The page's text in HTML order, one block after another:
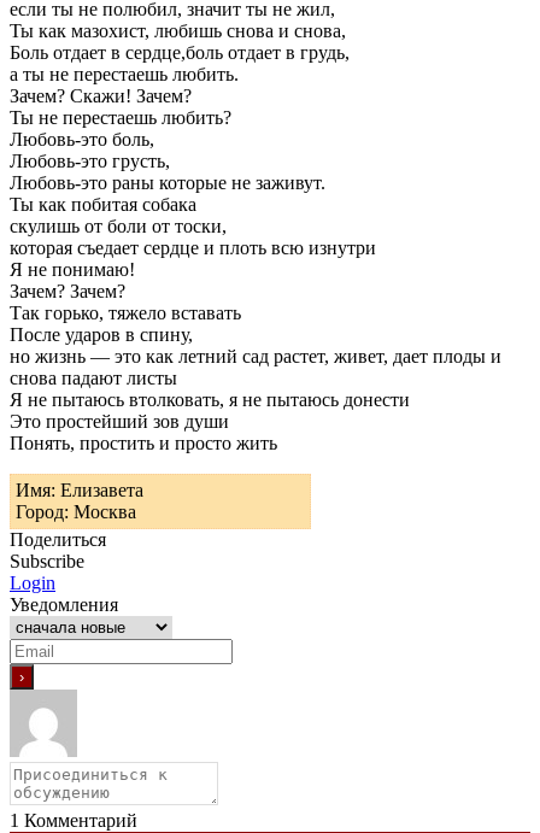
если ты не полюбил, значит ты не жил,
Ты как мазохист, любишь снова и снова,
Боль отдает в сердце,боль отдает в грудь,
а ты не перестаешь любить.
Зачем? Скажи! Зачем?
Ты не перестаешь любить?
Любовь-это боль,
Любовь-это грусть,
Любовь-это раны которые не заживут.
Ты как побитая собака
скулишь от боли от тоски,
которая съедает сердце и плоть всю изнутри
Я не понимаю!
Зачем? Зачем?
Так горько, тяжело вставать
После ударов в спину,
но жизнь — это как летний сад растет, живет, дает плоды и
снова падают листы
Я не пытаюсь втолковать, я не пытаюсь донести
Это простейший зов души
Понять, простить и просто жить
Имя: Елизавета
Город: Москва
Поделиться
Subscribe
Login
Уведомления
1 Комментарий